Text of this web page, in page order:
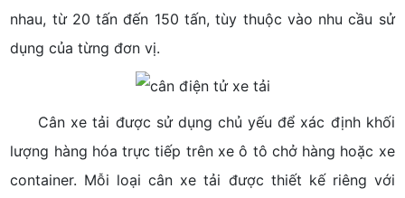
nhau, từ 20 tấn đến 150 tấn, tùy thuộc vào nhu cầu sử
dụng của từng đơn vị.
Cân xe tải được sử dụng chủ yếu để xác định khối
lượng hàng hóa trực tiếp trên xe ô tô chở hàng hoặc xe
container. Mỗi loại cân xe tải được thiết kế riêng với